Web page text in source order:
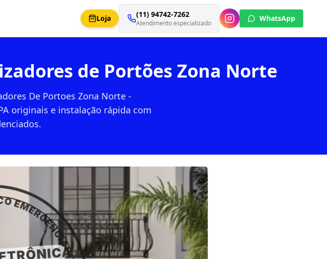
Loja (11) 94742-7262
Atendimento especializado
WhatsApp
de Portões Zona Norte
De Portoes Zona Norte -
originais e instalação rápida com